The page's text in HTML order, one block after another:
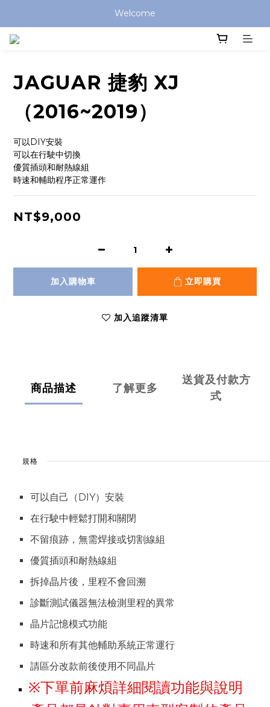
Welcome
JAGUAR 捷豹 XJ
（2016~2019）
可以DIY安裝
可以在行駛中切換
優質插頭和耐熱線組
時速和輔助程序正常運作
NT$9,000
加入購物車 立即購買
加入追蹤清單
商品描述 了解更多
送貨及付款方
式
規格
可以自己（DIY）安裝
在行駛中輕鬆打開和關閉
不留痕跡，無需焊接或切割線組
優質插頭和耐熱線組
拆掉晶片後，里程不會回溯
診斷測試儀器無法檢測里程的異常
晶片記憶模式功能
時速和所有其他輔助系統正常運行
請區分改款前後使用不同晶片
※下單前麻煩詳細閱讀功能與說明